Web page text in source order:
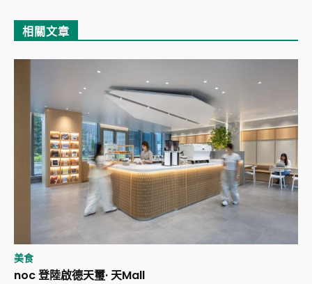
相關文章
美食
noc 登陸啟德天璽· 天Mall